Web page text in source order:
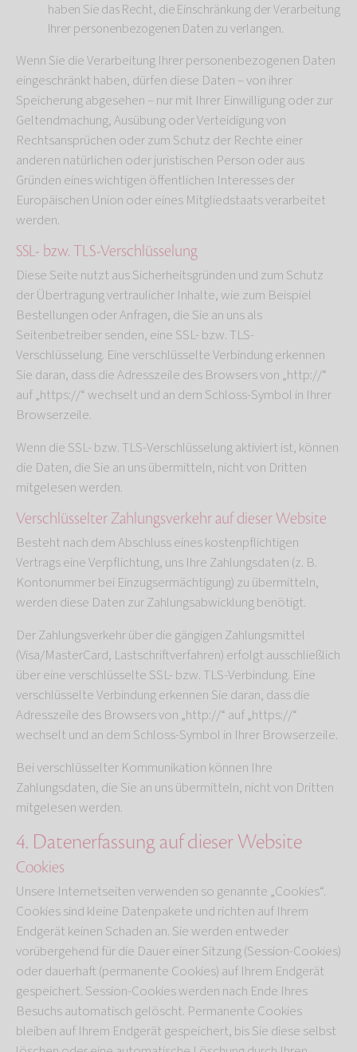
haben Sie das Recht, die Einschränkung der Verarbeitung
Ihrer personenbezogenen Daten zu verlangen.
Wenn Sie die Verarbeitung Ihrer personenbezogenen Daten
eingeschränkt haben, dürfen diese Daten – von ihrer
Speicherung abgesehen – nur mit Ihrer Einwilligung oder zur
Geltendmachung, Ausübung oder Verteidigung von
Rechtsansprüchen oder zum Schutz der Rechte einer
anderen natürlichen oder juristischen Person oder aus
Gründen eines wichtigen öffentlichen Interesses der
Europäischen Union oder eines Mitgliedstaats verarbeitet
werden.
SSL- bzw. TLS-Verschlüsselung
Diese Seite nutzt aus Sicherheitsgründen und zum Schutz
der Übertragung vertraulicher Inhalte, wie zum Beispiel
Bestellungen oder Anfragen, die Sie an uns als
Seitenbetreiber senden, eine SSL- bzw. TLS-
Verschlüsselung. Eine verschlüsselte Verbindung erkennen
Sie daran, dass die Adresszeile des Browsers von „http://“
auf „https://“ wechselt und an dem Schloss-Symbol in Ihrer
Browserzeile.
Wenn die SSL- bzw. TLS-Verschlüsselung aktiviert ist, können
die Daten, die Sie an uns übermitteln, nicht von Dritten
mitgelesen werden.
Verschlüsselter Zahlungsverkehr auf dieser Website
Besteht nach dem Abschluss eines kostenpflichtigen
Vertrags eine Verpflichtung, uns Ihre Zahlungsdaten (z. B.
Kontonummer bei Einzugsermächtigung) zu übermitteln,
werden diese Daten zur Zahlungsabwicklung benötigt.
Der Zahlungsverkehr über die gängigen Zahlungsmittel
(Visa/MasterCard, Lastschriftverfahren) erfolgt ausschließlich
über eine verschlüsselte SSL- bzw. TLS-Verbindung. Eine
verschlüsselte Verbindung erkennen Sie daran, dass die
Adresszeile des Browsers von „http://“ auf „https://“
wechselt und an dem Schloss-Symbol in Ihrer Browserzeile.
Bei verschlüsselter Kommunikation können Ihre
Zahlungsdaten, die Sie an uns übermitteln, nicht von Dritten
mitgelesen werden.
4. Datenerfassung auf dieser Website
Cookies
Unsere Internetseiten verwenden so genannte „Cookies“.
Cookies sind kleine Datenpakete und richten auf Ihrem
Endgerät keinen Schaden an. Sie werden entweder
vorübergehend für die Dauer einer Sitzung (Session-Cookies)
oder dauerhaft (permanente Cookies) auf Ihrem Endgerät
gespeichert. Session-Cookies werden nach Ende Ihres
Besuchs automatisch gelöscht. Permanente Cookies
bleiben auf Ihrem Endgerät gespeichert, bis Sie diese selbst